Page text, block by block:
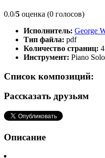
0.0/5 оценка (0 голосов)
Исполнитель: George
Тип файла: pdf
Количество страниц: 4
Инструмент: Piano Solo
Список композиций:
Рассказать друзьям
Описание